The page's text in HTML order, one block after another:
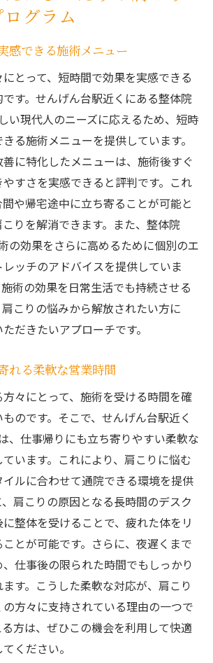
グラム
感できる施術メニュー
とって、短時間で効果を実感できる
す。せんげん台駅近くにある整体院
い現代人のニーズに応えるため、短時
る施術メニューを提供しています。
に特化したメニューは、施術後すぐ
すさを実感できると評判です。これ
や帰宅途中に立ち寄ることが可能と
りを解消できます。また、整体院
の効果をさらに高めるために個別のエ
ッチのアドバイスを提供していま
術の効果を日常生活でも持続させる
こりの悩みから解放されたい方に
だきたいアプローチです。
れる柔軟な営業時間
々にとって、施術を受ける時間を確
のです。そこで、せんげん台駅近く
、仕事帰りにも立ち寄りやすい柔軟な
います。これにより、肩こりに悩む
ルに合わせて通院できる環境を提供
肩こりの原因となる長時間のデスク
整体を受けることで、疲れた体をリ
とが可能です。さらに、夜遅くまで
仕事後の限られた時間でもしっかり
す。こうした柔軟な対応が、肩こり
方々に支持されている理由の一つで
方は、ぜひこの機会を利用して快適
ください。